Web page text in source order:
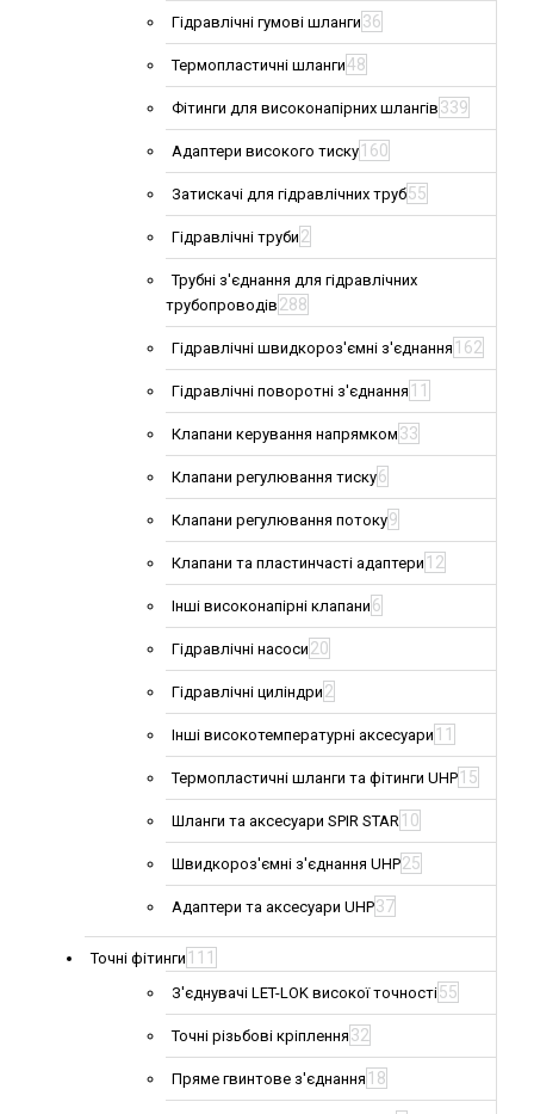
Гідравлічні гумові шланги 36
Термопластичні шланги48
Фітинги для високонапірних шлангів 339
Адаптери високого тиску 160
Затискачі для гідравлічних труб55
Гідравлічні труби 2
Трубні з'єднання для гідравлічних
трубопроводів 288
Гідравлічні швидкороз'ємні з'єднання 162
Гідравлічні поворотні з'єднання 11
Клапани керування напрямком 33
Клапани регулювання тиску6
Клапани регулювання потоку9
Клапани та пластинчасті адаптери 12
Інші високонапірні клапани 6
Гідравлічні насоси 20
Гідравлічні циліндри 2
Інші високотемпературні аксесуари 11
Термопластичні шланги та фітинги UHP 15
Шланги та аксесуари SPIR STAR 10
Швидкороз'ємні з'єднання UHP25
Адаптери та аксесуари UHP37
Точні фітинги 111
З'єднувачі LET-LOK високої точності55
Точні різьбові кріплення 32
Пряме гвинтове з'єднання 18